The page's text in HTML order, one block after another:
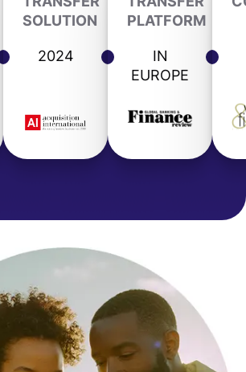
SOLUTION
2024
PLATFORM
IN
EUROPE